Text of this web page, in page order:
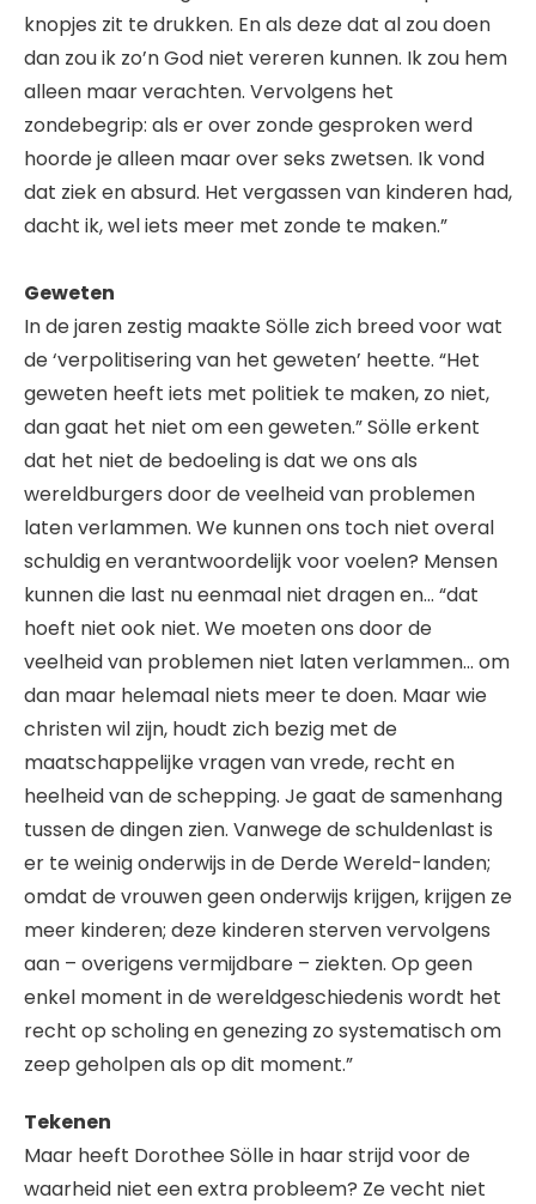
knopjes zit te drukken. En als deze dat al zou doen
dan zou ik zo’n God niet vereren kunnen. Ik zou hem
alleen maar verachten. Vervolgens het
zondebegrip: als er over zonde gesproken werd
hoorde je alleen maar over seks zwetsen. Ik vond
dat ziek en absurd. Het vergassen van kinderen had,
dacht ik, wel iets meer met zonde te maken.”
Geweten
In de jaren zestig maakte Sölle zich breed voor wat
de ‘verpolitisering van het geweten’ heette. “Het
geweten heeft iets met politiek te maken, zo niet,
dan gaat het niet om een geweten.” Sölle erkent
dat het niet de bedoeling is dat we ons als
wereldburgers door de veelheid van problemen
laten verlammen. We kunnen ons toch niet overal
schuldig en verantwoordelijk voor voelen? Mensen
kunnen die last nu eenmaal niet dragen en… “dat
hoeft niet ook niet. We moeten ons door de
veelheid van problemen niet laten verlammen… om
dan maar helemaal niets meer te doen. Maar wie
christen wil zijn, houdt zich bezig met de
maatschappelijke vragen van vrede, recht en
heelheid van de schepping. Je gaat de samenhang
tussen de dingen zien. Vanwege de schuldenlast is
er te weinig onderwijs in de Derde Wereld-landen;
omdat de vrouwen geen onderwijs krijgen, krijgen ze
meer kinderen; deze kinderen sterven vervolgens
aan – overigens vermijdbare – ziekten. Op geen
enkel moment in de wereldgeschiedenis wordt het
recht op scholing en genezing zo systematisch om
zeep geholpen als op dit moment.”
Tekenen
Maar heeft Dorothee Sölle in haar strijd voor de
waarheid niet een extra probleem? Ze vecht niet